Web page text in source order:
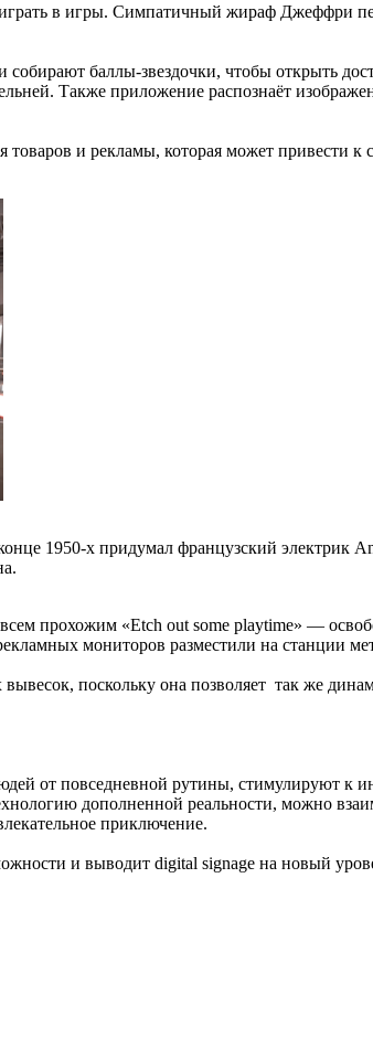
в игры. Симпатичный жираф Джеффри
собирают баллы-звездочки, чтобы открыть
Также приложение распознаёт
и рекламы, которая может привести к
1950-х придумал французский электрик
прохожим «Etch out some playtime» —
мониторов разместили на станции
поскольку она позволяет так же
от повседневной рутины, стимулируют
дополненной реальности, можно
приключение.
и выводит digital signage на новый